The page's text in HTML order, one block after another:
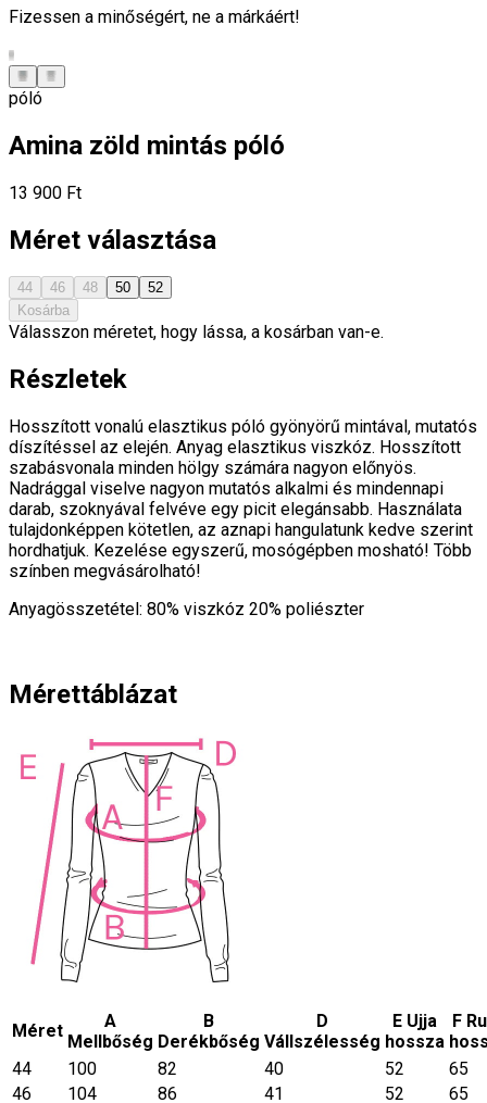
Fizessen a minőségért, ne a márkáért!
póló
Amina zöld mintás póló
13 900 Ft
Méret választása
44 46 48 50
52
Kosárba
Válasszon méretet, hogy lássa, a kosárban van-e.
Részletek
Hosszított vonalú elasztikus póló gyönyörű mintával, mutatós
díszítéssel az elején. Anyag elasztikus viszkóz. Hosszított
szabásvonala minden hölgy számára nagyon előnyös.
Nadrággal viselve nagyon mutatós alkalmi és mindennapi
darab, szoknyával felvéve egy picit elegánsabb. Használata
tulajdonképpen kötetlen, az aznapi hangulatunk kedve szerint
hordhatjuk. Kezelése egyszerű, mosógépben mosható! Több
színben megvásárolható!
Anyagösszetétel: 80% viszkóz 20% poliészter
Mérettáblázat
Méret
A
Mellbőség
B
Derékbőség
D
Vállszélesség
E Ujja
hossza
F
44
100 82 40 52
65
46
104 86 41 52
65